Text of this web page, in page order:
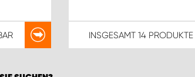
INSGESAMT14 PRODUKTE